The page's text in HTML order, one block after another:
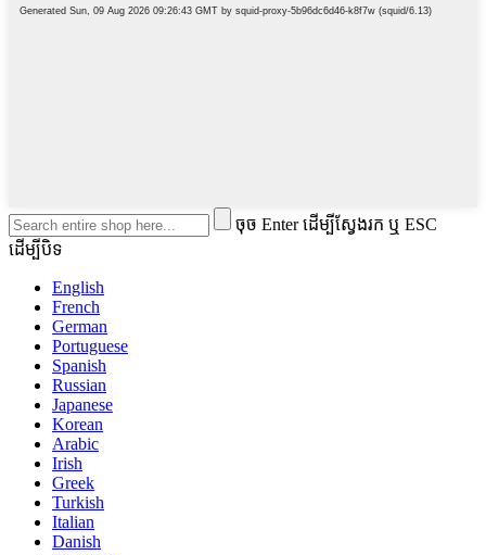
ចុច Enter ដើម្បីស្វែងរក ឬ ESC
ដើម្បីបិទ
English
French
German
Portuguese
Spanish
Russian
Japanese
Korean
Arabic
Irish
Greek
Turkish
Italian
Danish